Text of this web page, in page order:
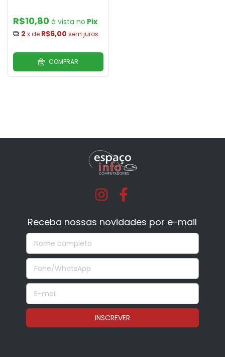
R$10,80
Pix
2 x de R$6,00 sem juros
COMPRAR
Receba nossas novidades por e-mail